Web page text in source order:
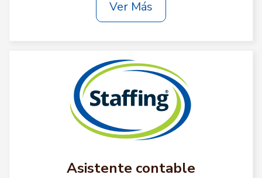
Ver Más
Asistente contable